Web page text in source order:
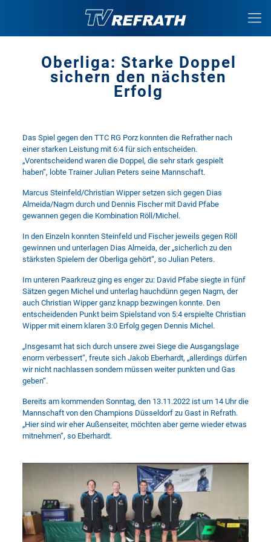
Oberliga: Starke Doppel
sichern den nächsten
Erfolg
Das Spiel gegen den TTC RG Porz konnten die Refrather nach
einer starken Leistung mit 6:4 für sich entscheiden.
„Vorentscheidend waren die Doppel, die sehr stark gespielt
haben“, lobte Trainer Julian Peters seine Mannschaft.
Marcus Steinfeld/Christian Wipper setzen sich gegen Dias
Almeida/Nagm durch und Dennis Fischer mit David Pfabe
gewannen gegen die Kombination Röll/Michel.
In den Einzeln konnten Steinfeld und Fischer jeweils gegen Röll
gewinnen und unterlagen Dias Almeida, der „sicherlich zu den
stärksten Spielern der Oberliga gehört“, so Julian Peters.
Im unteren Paarkreuz ging es enger zu: David Pfabe siegte in fünf
Sätzen gegen Michel und unterlag hauchdünn gegen Nagm, der
auch Christian Wipper ganz knapp bezwingen konnte. Den
entscheidenden Punkt beim Spielstand von 5:4 erspielte Christian
Wipper mit einem klaren 3:0 Erfolg gegen Dennis Michel.
„Insgesamt hat sich durch unsere zwei Siege die Ausgangslage
enorm verbessert“, freute sich Jakob Eberhardt, „allerdings dürfen
wir nicht nachlassen sondern müssen weiter punkten und Gas
geben“.
Bereits am kommenden Sonntag, den 13.11.2022 ist um 14 Uhr die
Mannschaft von den Champions Düsseldorf zu Gast in Refrath.
„Hier sind wir eher Außenseiter, möchten aber gerne wieder etwas
mitnehmen“, so Eberhardt.